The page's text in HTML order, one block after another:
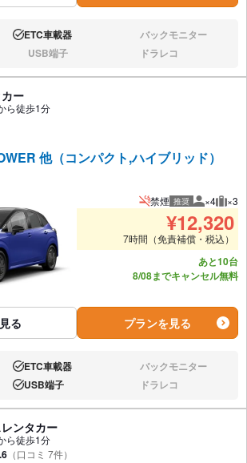
あり:ETC車載器 なし:バックモニター
なし:USB端子 なし:ドラレコ
ー
ら徒歩1分
他（コンパクト,ハイブリッド）
る
禁煙 推奨 推奨人数
×4 推
×3
¥12,320
7時間（免責補償・税込）
あと10台
8/08までキャンセル無料
プランを見る
あり:ETC車載器 なし:バックモニター
あり:USB端子 なし:ドラレコ
ンタカー
ら徒歩1分
（口コミ 7件）